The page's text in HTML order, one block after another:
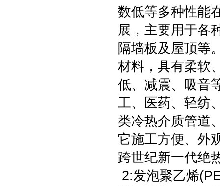
数低等多种性能
展，主要用于各
隔墙板及屋顶等
材料，具有柔软
低、减震、吸音
工、医药、轻纺
类冷热介质管道
它施工方便、外
跨世纪新一代绝
2:发泡聚乙烯